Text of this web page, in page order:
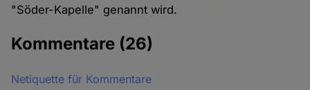
"Söder-Kapelle" genannt wird.
Kommentare (26)
Netiquette für Kommentare